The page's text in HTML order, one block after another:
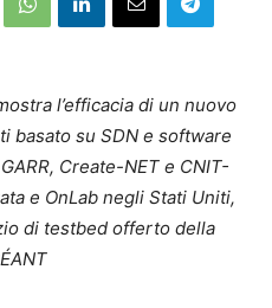
l’efficacia di un nuovo
basato su SDN e software
Create-NET e CNIT-
e OnLab negli Stati Uniti,
di testbed offerto della